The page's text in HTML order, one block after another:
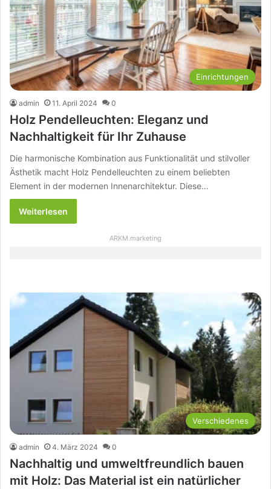
Einrichtungen
admin 11. April 2024 0
Holz Pendelleuchten: Eleganz und
Nachhaltigkeit für Ihr Zuhause
Die harmonische Kombination aus Funktionalität und stilvoller
Ästhetik macht Holz Pendelleuchten zu einem beliebten
Element in der modernen Innenarchitektur. Diese…
Weiterlesen
ARKM.marketing
Verschiedenes
admin 4. März 2024 0
Nachhaltig und umweltfreundlich bauen
mit Holz: Das Material ist ein natürlicher